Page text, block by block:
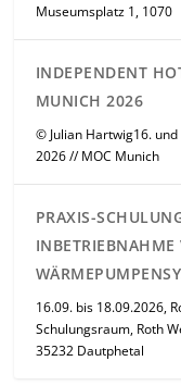
Museumsplatz 1, 1070
INDEPENDENT
MUNICH 2026
© Julian Hartwig16.
2026 // MOC Munich
PRAXIS-
INBETRIEBNAHME
16.09. bis 18.09.2026,
Schulungsraum, Roth
35232 Dautphetal